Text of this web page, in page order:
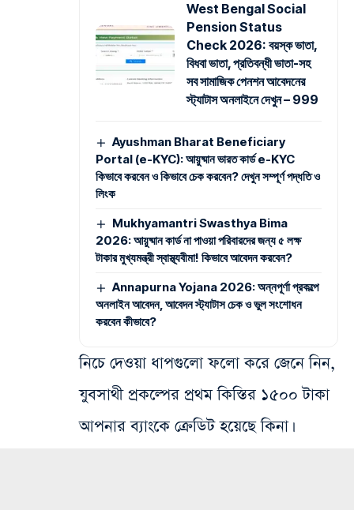
West Bengal Social
Pension Status
Check 2026: বয়স্ক ভাতা,
বিধবা ভাতা, প্রতিবন্ধী ভাতা-সহ
সব সামাজিক পেনশন আবেদনের
স্ট্যাটাস অনলাইনে দেখুন – 999
Ayushman Bharat Beneficiary
Portal (e-KYC): আয়ুষ্মান ভারত কার্ড e-KYC
কিভাবে করবেন ও কিভাবে চেক করবেন? দেখুন সম্পূর্ণ পদ্ধতি ও
লিংক
Mukhyamantri Swasthya Bima
2026: আয়ুষ্মান কার্ড না পাওয়া পরিবারদের জন্য ৫ লক্ষ
টাকার মুখ্যমন্ত্রী স্বাস্থ্যবীমা! কিভাবে আবেদন করবেন?
Annapurna Yojana 2026: অন্নপূর্ণা প্রকল্পে
অনলাইন আবেদন, আবেদন স্ট্যাটাস চেক ও ভুল সংশোধন
করবেন কীভাবে?
নিচে দেওয়া ধাপগুলো ফলো করে জেনে নিন,
যুবসাথী প্রকল্পের প্রথম কিস্তির ১৫০০ টাকা
আপনার ব্যাংকে ক্রেডিট হয়েছে কিনা।